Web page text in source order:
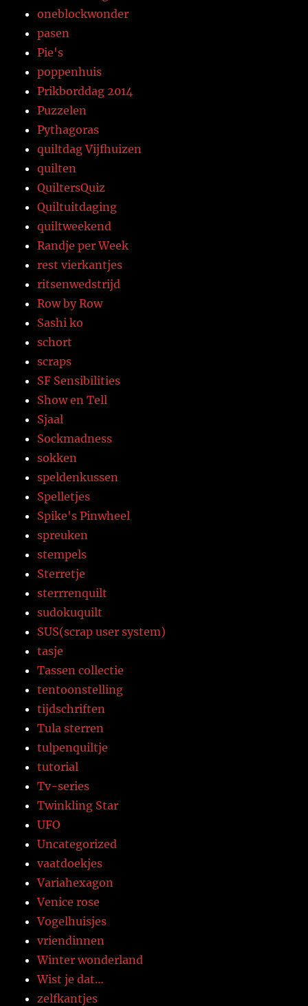
oneblockwonder
pasen
Pie's
poppenhuis
Prikborddag 2014
Puzzelen
Pythagoras
quiltdag Vijfhuizen
quilten
QuiltersQuiz
Quiltuitdaging
quiltweekend
Randje per Week
rest vierkantjes
ritsenwedstrijd
Row by Row
Sashi ko
schort
scraps
SF Sensibilities
Show en Tell
Sjaal
Sockmadness
sokken
speldenkussen
Spelletjes
Spike's Pinwheel
spreuken
stempels
Sterretje
sterrrenquilt
sudokuquilt
SUS(scrap user system)
tasje
Tassen collectie
tentoonstelling
tijdschriften
Tula sterren
tulpenquiltje
tutorial
Tv-series
Twinkling Star
UFO
Uncategorized
vaatdoekjes
Variahexagon
Venice rose
Vogelhuisjes
vriendinnen
Winter wonderland
Wist je dat…
zelfkantjes